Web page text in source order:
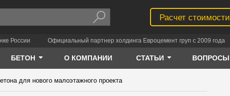
Расчет стоимости
России Официальный партнер холдинга Евроцемент груп с 2009 года
БЕТОН О КОМПАНИИ СТАТЬИ ВОПРОСЫ
для нового малоэтажного проекта